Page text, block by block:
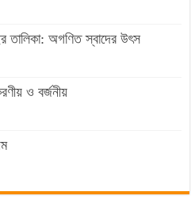
তালিকা: অগণিত স্বাদের উৎস
ও বর্জনীয়